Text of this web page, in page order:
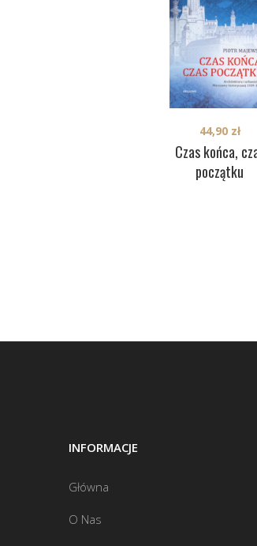
Czas końca,
początku
44,90 zł
INFORMACJE
Główna
O Nas